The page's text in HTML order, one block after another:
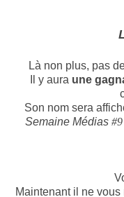
Là non plus, pas
Il y aura une
Son nom sera
Semaine Médias #9
Maintenant il ne